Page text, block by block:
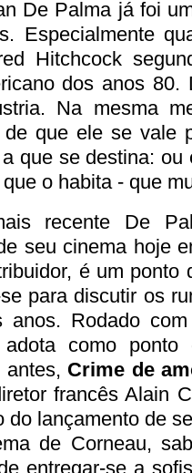
De Palma já foi
Especialmente
Hitchcock
dos anos 80.
Na mesma
que ele se vale
que se destina:
o habita - que
recente De
seu cinema hoje
é um ponto
para discutir os
anos. Rodado
adota como
antes, Crime de
francês Alain
do lançamento de
de Corneau,
entregar-se a